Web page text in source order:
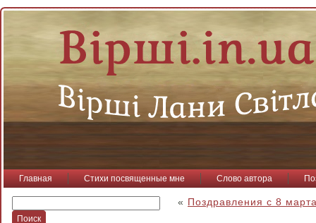
Главная Стихи посвященные мне Слово автора
« Поздравления с 8